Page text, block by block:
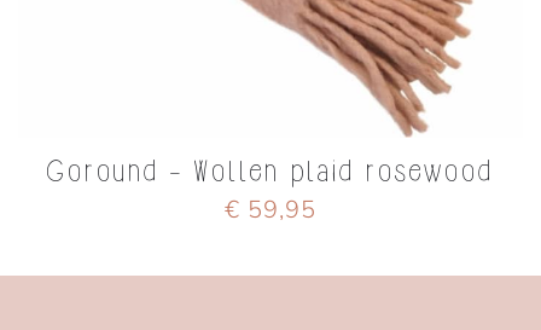
Goround - Wollen plaid rosewood
€ 59,95